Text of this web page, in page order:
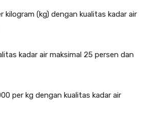
kilogram (kg) dengan kualitas kadar air
kadar air maksimal 25 persen dan
per kg dengan kualitas kadar air